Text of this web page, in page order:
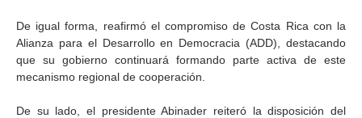
De igual forma, reafirmó el compromiso de Costa Rica con la
Alianza para el Desarrollo en Democracia (ADD), destacando
que su gobierno continuará formando parte activa de este
mecanismo regional de cooperación.
De su lado, el presidente Abinader reiteró la disposición del